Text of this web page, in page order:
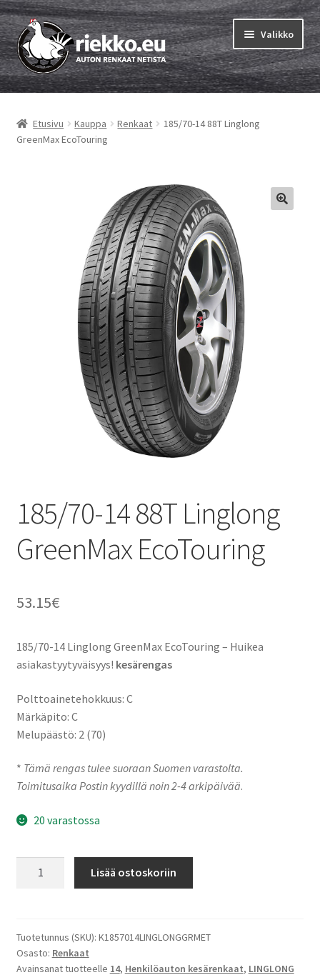
Siirry
navigointiin
Siirry
sisältöön
Valikko
Etusivu
Vinkit & ohjeet
Etusivu Kauppa Renkaat
185/70-14 88T Linglong
GreenMax EcoTouring
185/70-14 88T Linglong
GreenMax EcoTouring
53.15€
185/70-14 Linglong GreenMax EcoTouring – Huikea
asiakastyytyväisyys! kesärengas
Polttoainetehokkuus: C
Märkäpito: C
Melupäästö: 2 (70)
* Tämä rengas tulee suoraan Suomen varastolta.
Toimitusaika Postin kyydillä noin 2-4 arkipäivää.
20 varastossa
GreenMax
EcoTouring
määrä
Lisää ostoskoriin
Tuotetunnus (SKU): K1857014LINGLONGGRMET
Osasto: Renkaat
Avainsanat tuotteelle 14, Henkilöauton kesärenkaat, LINGLONG